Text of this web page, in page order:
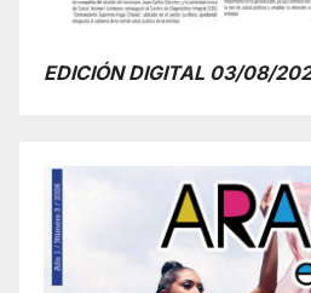
EDICIÓN DIGITAL 03/08/